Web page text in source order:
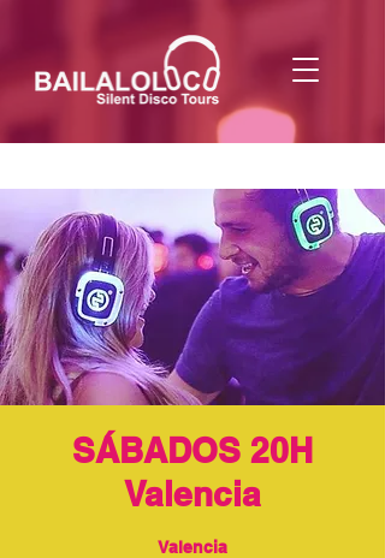
SÁBADOS 20H
Valencia
Valencia